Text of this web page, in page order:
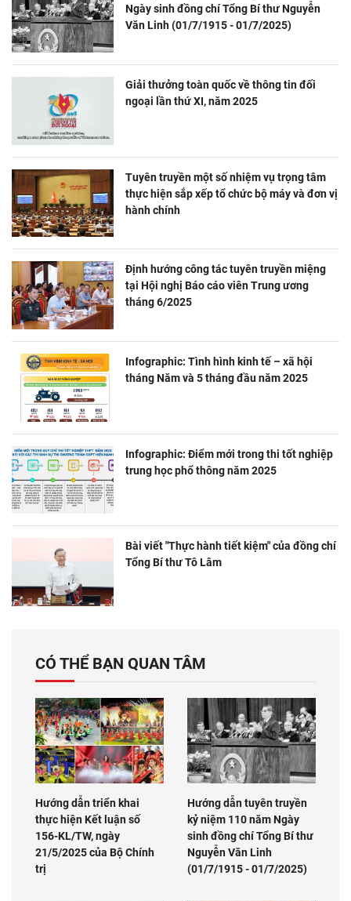
Ngày sinh đồng chí Tổng Bí thư Nguyễn
Văn Linh (01/7/1915 - 01/7/2025)
Giải thưởng toàn quốc về thông tin đối
ngoại lần thứ XI, năm 2025
Tuyên truyền một số nhiệm vụ trọng tâm
thực hiện sắp xếp tổ chức bộ máy và đơn vị
hành chính
Định hướng công tác tuyên truyền miệng
tại Hội nghị Báo cáo viên Trung ương
tháng 6/2025
Infographic: Tình hình kinh tế – xã hội
tháng Năm và 5 tháng đầu năm 2025
Infographic: Điểm mới trong thi tốt nghiệp
trung học phổ thông năm 2025
Bài viết "Thực hành tiết kiệm" của đồng chí
Tổng Bí thư Tô Lâm
CÓ THỂ BẠN QUAN TÂM
Hướng dẫn triển khai
thực hiện Kết luận số
156-KL/TW, ngày
21/5/2025 của Bộ Chính
trị
Hướng dẫn tuyên truyền
kỷ niệm 110 năm Ngày
sinh đồng chí Tổng Bí thư
Nguyễn Văn Linh
(01/7/1915 - 01/7/2025)